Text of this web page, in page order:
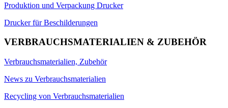
Produktion und Verpackung Drucker
Drucker für Beschilderungen
VERBRAUCHSMATERIALIEN & ZUBEHÖR
Verbrauchsmaterialien, Zubehör
News zu Verbrauchsmaterialien
Recycling von Verbrauchsmaterialien